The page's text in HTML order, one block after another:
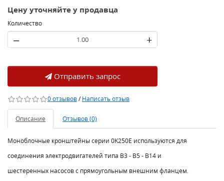
Цену уточняйте у продавца
Количество
– +
Отправить запрос
0 отзывов/Написать отзыв
Описание Отзывов (0)
Моноблочные кронштейны серии 0K250E используются для
соединения электродвигателей типа В3 - В5 - В14 и
шестеренных насосов с прямоугольным внешним фланцем.